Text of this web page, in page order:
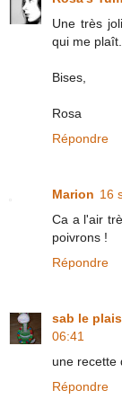
Une très
qui me plaît.
Bises,
Rosa
Répondre
Marion 16
Ca a l'air
poivrons !
Répondre
sab le
06:41
une recette
Répondre